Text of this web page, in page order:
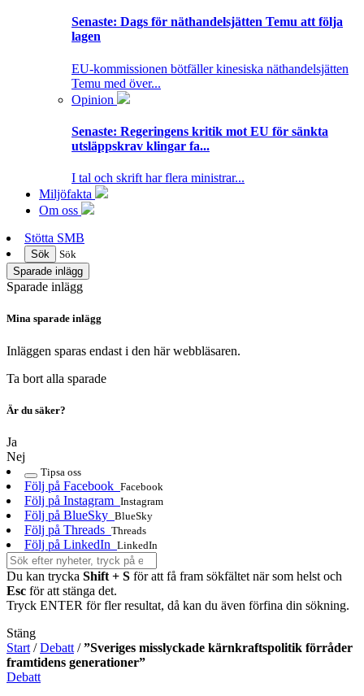
Senaste: Dags för näthandelsjätten Temu att följa
lagen
EU-kommissionen bötfäller kinesiska näthandelsjätten
Temu med över...
Opinion
Senaste: Regeringens kritik mot EU för sänkta
utsläppskrav klingar fa...
I tal och skrift har flera ministrar...
Miljöfakta
Om oss
Stötta SMB
Sök
Sök
Sparade inlägg
Sparade inlägg
Mina sparade inlägg
Inläggen sparas endast i den här webbläsaren.
Ta bort alla sparade
Är du säker?
Ja
Nej
Tipsa oss
Följ på Facebook Facebook
Följ på Instagram Instagram
Följ på BlueSky BlueSky
Följ på Threads Threads
Följ på LinkedIn LinkedIn
Du kan trycka Shift + S för att få fram sökfältet när som helst och
Esc för att stänga det.
Tryck ENTER för fler resultat, då kan du även förfina din sökning.
Stäng
Start /Debatt /”Sveriges misslyckade kärnkraftspolitik förråder
framtidens generationer”
Debatt